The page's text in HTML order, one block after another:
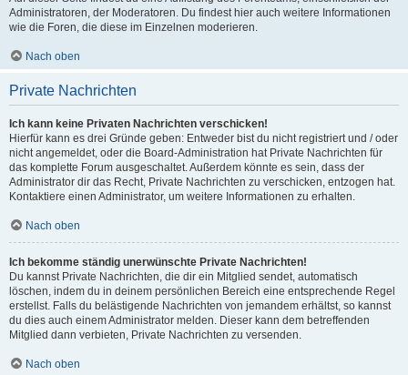
Administratoren, der Moderatoren. Du findest hier auch weitere Informationen
wie die Foren, die diese im Einzelnen moderieren.
Nach oben
Private Nachrichten
Ich kann keine Privaten Nachrichten verschicken!
Hierfür kann es drei Gründe geben: Entweder bist du nicht registriert und / oder
nicht angemeldet, oder die Board-Administration hat Private Nachrichten für
das komplette Forum ausgeschaltet. Außerdem könnte es sein, dass der
Administrator dir das Recht, Private Nachrichten zu verschicken, entzogen hat.
Kontaktiere einen Administrator, um weitere Informationen zu erhalten.
Nach oben
Ich bekomme ständig unerwünschte Private Nachrichten!
Du kannst Private Nachrichten, die dir ein Mitglied sendet, automatisch
löschen, indem du in deinem persönlichen Bereich eine entsprechende Regel
erstellst. Falls du belästigende Nachrichten von jemandem erhältst, so kannst
du dies auch einem Administrator melden. Dieser kann dem betreffenden
Mitglied dann verbieten, Private Nachrichten zu versenden.
Nach oben